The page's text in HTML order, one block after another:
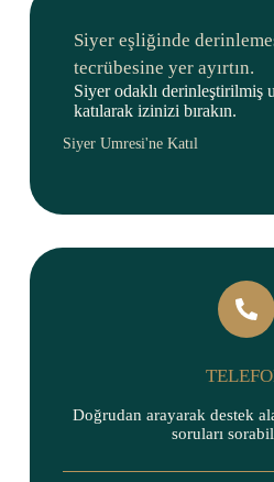
Siyer eşliğinde
tecrübesine yer ayırtın.
Siyer odaklı derinleştirilmiş
katılarak izinizi bırakın.
Siyer Umresi'ne Katıl
Doğrudan arayarak destek
soruları